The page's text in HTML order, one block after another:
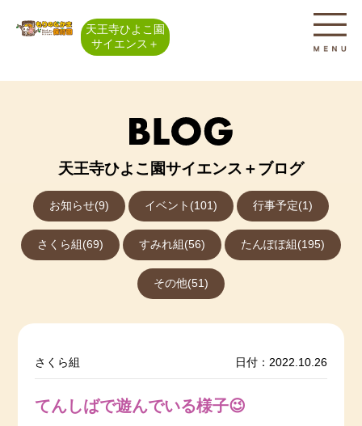
天王寺ひよこ園
サイエンス＋
天王寺ひよこ園サイエンス＋ブログ
お知らせ(9) イベント(101) 行事予定(1)
さくら組(69) すみれ組(56) たんぽぽ組(195)
その他(51)
さくら組 日付：2022.10.26
てんしばで遊んでいる様子😉